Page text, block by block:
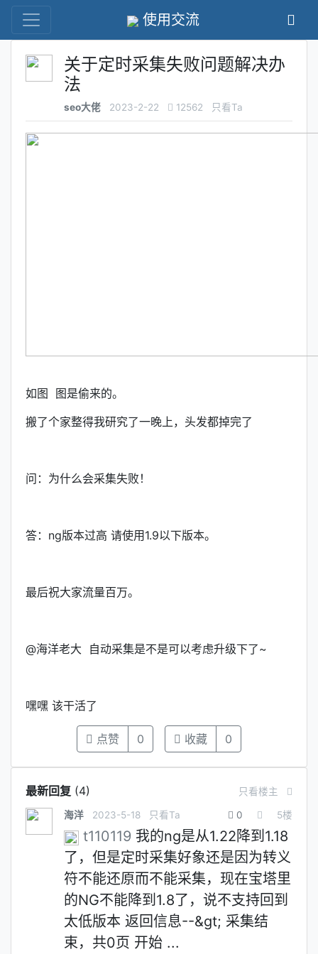
使用交流
关于定时采集失败问题解决办
法
seo大佬 2023-2-22 12562 只看Ta
如图 图是偷来的。
搬了个家整得我研究了一晚上，头发都掉完了
问：为什么会采集失败！
答：ng版本过高 请使用1.9以下版本。
最后祝大家流量百万。
@海洋老大 自动采集是不是可以考虑升级下了~
嘿嘿 该干活了
点赞 0 收藏 0
最新回复 (4) 只看楼主
海洋 2023-5-18 只看Ta 0 5楼
t110119 我的ng是从1.22降到1.18
了，但是定时采集好象还是因为转义
符不能还原而不能采集，现在宝塔里
的NG不能降到1.8了，说不支持回到
太低版本 返回信息--&gt; 采集结
束，共0页 开始 ...